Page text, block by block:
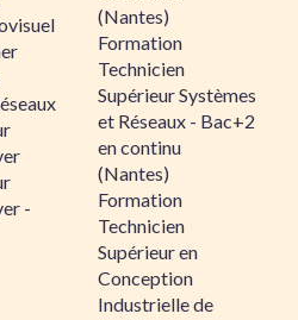
-
(Nantes)
Formation
Technicien
Supérieur Systèmes
et Réseaux - Bac+2
en continu
(Nantes)
Formation
Technicien
Supérieur en
Conception
Industrielle de